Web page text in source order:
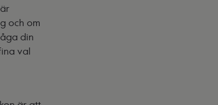
och om
din
val